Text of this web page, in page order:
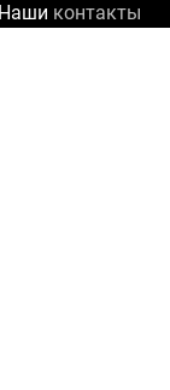
контакты